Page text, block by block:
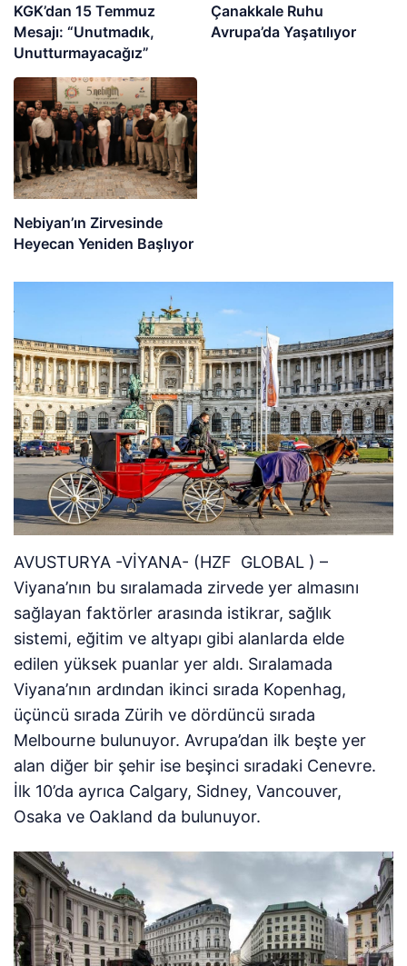
KGK’dan 15 Temmuz
Mesajı: “Unutmadık,
Unutturmayacağız”
Çanakkale Ruhu
Avrupa’da Yaşatılıyor
Nebiyan’ın Zirvesinde
Heyecan Yeniden Başlıyor
AVUSTURYA -VİYANA- (HZF GLOBAL ) –
Viyana’nın bu sıralamada zirvede yer almasını
sağlayan faktörler arasında istikrar, sağlık
sistemi, eğitim ve altyapı gibi alanlarda elde
edilen yüksek puanlar yer aldı. Sıralamada
Viyana’nın ardından ikinci sırada Kopenhag,
üçüncü sırada Zürih ve dördüncü sırada
Melbourne bulunuyor. Avrupa’dan ilk beşte yer
alan diğer bir şehir ise beşinci sıradaki Cenevre.
İlk 10’da ayrıca Calgary, Sidney, Vancouver,
Osaka ve Oakland da bulunuyor.